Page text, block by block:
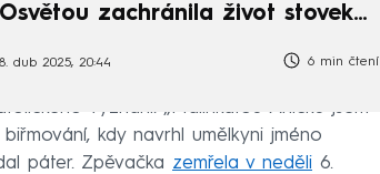
Osvětou zachránila život stovek
8. dub 2025, 20:44 6 min čtení
vyznání. „Malinkatou Aničku jsem
kdy navrhl umělkyni jméno
páter. Zpěvačka zemřela v neděli 6.